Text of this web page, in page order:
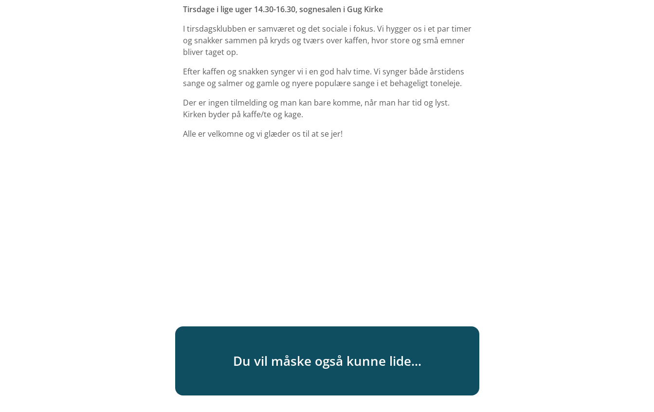
Tirsdage i lige uger 14.30-16.30, sognesalen i Gug Kirke
I tirsdagsklubben er samværet og det sociale i fokus. Vi hygger os i et par timer
og snakker sammen på kryds og tværs over kaffen, hvor store og små emner
bliver taget op.
Efter kaffen og snakken synger vi i en god halv time. Vi synger både årstidens
sange og salmer og gamle og nyere populære sange i et behageligt toneleje.
Der er ingen tilmelding og man kan bare komme, når man har tid og lyst.
Kirken byder på kaffe/te og kage.
Alle er velkomne og vi glæder os til at se jer!
Du vil måske også kunne lide...